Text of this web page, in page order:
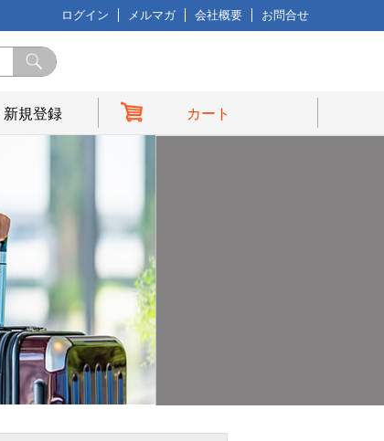
ログイン メルマガ 会社概要 お問合せ
新規登録 カート